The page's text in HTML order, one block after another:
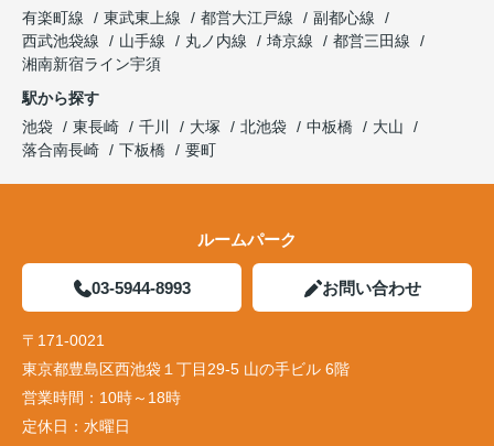
有楽町線
東武東上線 都営大江戸線
副都心線
西武池袋線
山手線 丸ノ内線 埼京線
都営三田線
湘南新宿ライン宇須
駅から探す
池袋
東長崎 千川 大塚 北池袋 中板橋
大山
落合南長崎
下板橋 要町
ルームパーク
03-5944-8993 お問い合わせ
〒171-0021
東京都豊島区西池袋１丁目29-5 山の手ビル 6階
営業時間： 10時～18時
定休日： 水曜日